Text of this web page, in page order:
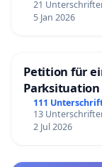
21
5 Jan 2026
Petition für
111
13
2 Jul 2026